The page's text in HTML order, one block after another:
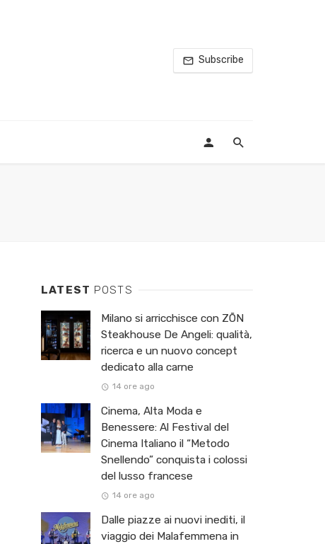
Subscribe
LATEST POSTS
Milano si arricchisce con ZŌN
Steakhouse De Angeli: qualità,
ricerca e un nuovo concept
dedicato alla carne
14 ore ago
Cinema, Alta Moda e
Benessere: Al Festival del
Cinema Italiano il “Metodo
Snellendo” conquista i colossi
del lusso francese
14 ore ago
Dalle piazze ai nuovi inediti, il
viaggio dei Malafemmena in